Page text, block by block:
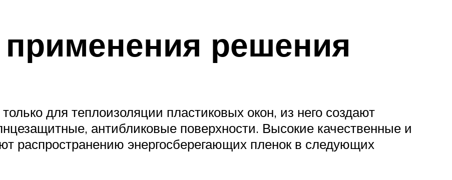
решения
для теплоизоляции пластиковых окон, из него создают
антибликовые поверхности. Высокие качественные и
распространению энергосберегающих пленок в следующих